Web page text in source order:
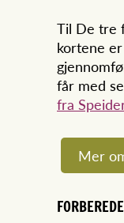
Til De tre
kortene
får med
fra
Mer